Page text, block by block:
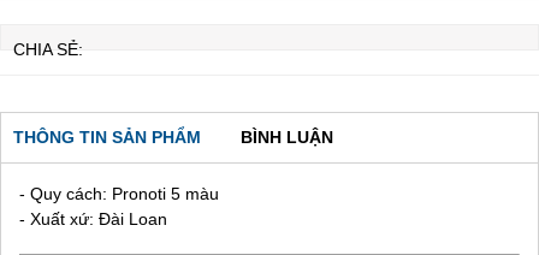
CHIA SẺ:
THÔNG TIN SẢN PHẨM BÌNH LUẬN
- Quy cách: Pronoti 5 màu
- Xuất xứ: Đài Loan